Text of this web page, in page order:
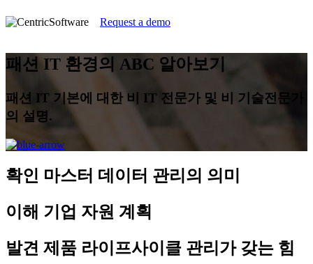
Request a demo
패션 IT 환경의 ABC 알아보기
패션 IT 기본에 대한 비 IT 전문가 및 비 기술전문가
의 설명.
확인 마스터 데이터 관리의 의미
이해 기업 자원 계획
발견 제품 라이프사이클 관리가 갖는 힘